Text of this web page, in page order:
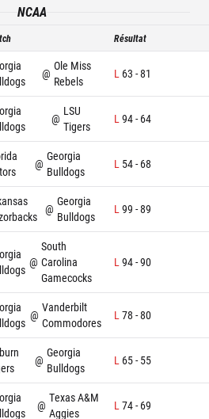
NCAA
Résultat
@
Ole Miss
Rebels
L 63 -81
@
LSU
Tigers
L94- 64
@
Georgia
Bulldogs
L 54- 68
@
Georgia
Bulldogs
L99 -89
@
South
Carolina
Gamecocks
L94-90
@
Vanderbilt
Commodores
L78 -80
@
Georgia
Bulldogs
L 65- 55
@
Texas A&M
Aggies
L74- 69